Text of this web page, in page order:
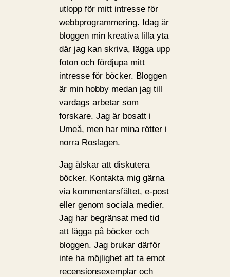
utlopp för mitt intresse för
webbprogrammering. Idag är
bloggen min kreativa lilla yta
där jag kan skriva, lägga upp
foton och fördjupa mitt
intresse för böcker. Bloggen
är min hobby medan jag till
vardags arbetar som
forskare. Jag är bosatt i
Umeå, men har mina rötter i
norra Roslagen.
Jag älskar att diskutera
böcker. Kontakta mig gärna
via kommentarsfältet, e-post
eller genom sociala medier.
Jag har begränsat med tid
att lägga på böcker och
bloggen. Jag brukar därför
inte ha möjlighet att ta emot
recensionsexemplar och